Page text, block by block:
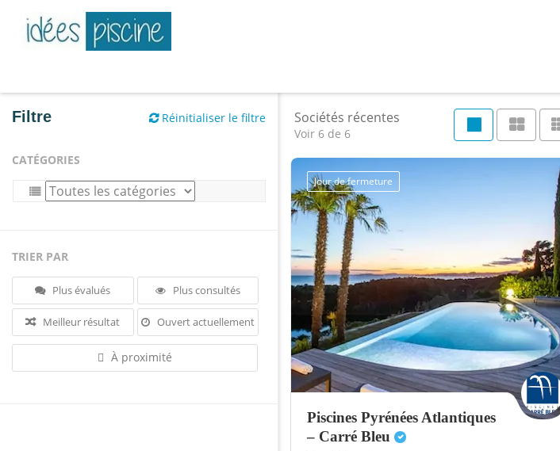
Filtre Réinitialiser le filtre
CATÉGORIES
TRIER PAR
Plus évalués Plus consultés
Meilleur résultat Ouvert actuellement
À proximité
Sociétés récentes
Voir 6 de 6
Jour de fermeture
Piscines Pyrénées Atlantiques
– Carré Bleu